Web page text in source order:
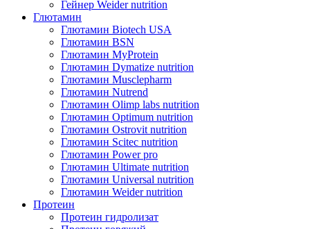
Гейнер Weider nutrition
Глютамин
Глютамин Biotech USA
Глютамин BSN
Глютамин MyProtein
Глютамин Dymatize nutrition
Глютамин Musclepharm
Глютамин Nutrend
Глютамин Olimp labs nutrition
Глютамин Optimum nutrition
Глютамин Ostrovit nutrition
Глютамин Scitec nutrition
Глютамин Power pro
Глютамин Ultimate nutrition
Глютамин Universal nutrition
Глютамин Weider nutrition
Протеин
Протеин гидролизат